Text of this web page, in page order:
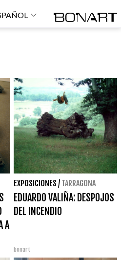
A
EXPOSICIONES / TARRAGONA
EDUARDO VALIÑA: DESPOJOS
DEL INCENDIO
bonart